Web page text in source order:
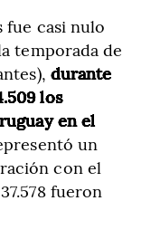
casi nulo
temporada de
durante
los
en el
un
con el
fueron